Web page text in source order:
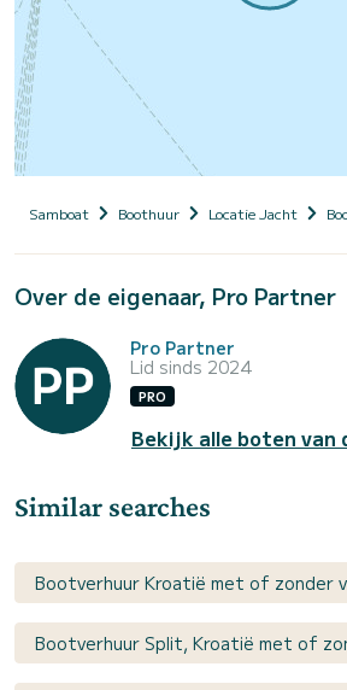
Samboat Boothuur Locatie Jacht
Over de eigenaar, Pro Partner
Pro Partner
Lid sinds 2024
PRO
Bekijk alle boten van
Similar searches
Bootverhuur Kroatië met of zonder
Bootverhuur Split, Kroatië met of